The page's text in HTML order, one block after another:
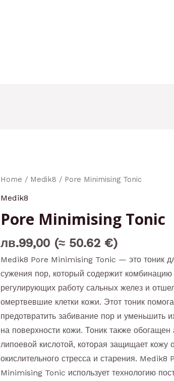
Home / Medik8 / Pore Minimising Tonic
Medik8
Pore Minimising Tonic
лв.99,00 (≈ 50.62 €)
Medik8 Pore Minimising Tonic — это тоник
сужения пор, который содержит комбинацию
регулирующих работу сальных желез и
омертвевшие клетки кожи. Этот тоник
предотвратить забивание пор и уменьшить
на поверхности кожи. Тоник также
липоевой кислотой, которая защищает кожу
окислительного стресса и старения. Medik8
Minimising Tonic использует технологию